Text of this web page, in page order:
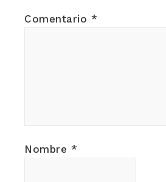
Comentario *
Nombre *